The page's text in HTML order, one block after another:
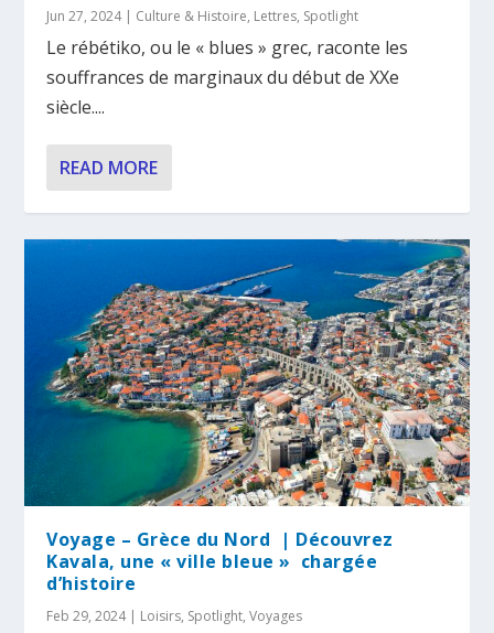
Jun 27, 2024| Culture & Histoire, Lettres, Spotlight
Le rébétiko, ou le « blues » grec, raconte les
souffrances de marginaux du début de XXe
siècle....
READ MORE
Voyage – Grèce du Nord | Découvrez
Kavala, une « ville bleue » chargée
d’histoire
Feb 29, 2024| Loisirs, Spotlight,Voyages